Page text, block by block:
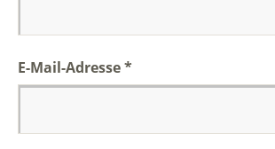
E-Mail-Adresse*